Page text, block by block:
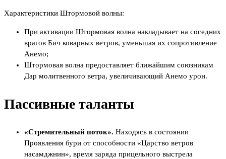
Характеристики Штормовой волны:
При активации Штормовая волна накладывает на соседних
врагов Бич коварных ветров, уменьшая их сопротивление
Анемо;
Штормовая волна предоставляет ближайшим союзникам
Дар молитвенного ветра, увеличивающий Анемо урон.
Пассивные таланты
«Стремительный поток». Находясь в состоянии
Проявления бури от способности «Царство ветров
насамджнин», время заряда прицельного выстрела